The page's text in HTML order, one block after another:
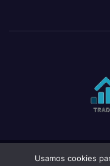
Funciona gracias a
Usamos cookies